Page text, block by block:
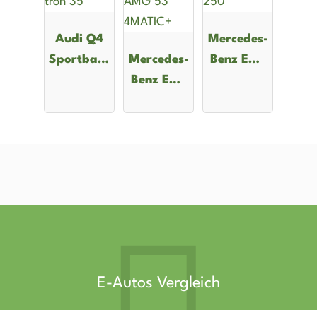
Audi Q4
Sportback
Mercedes-
Benz EQE
Mercedes-
Benz EQB
E-Autos Vergleich